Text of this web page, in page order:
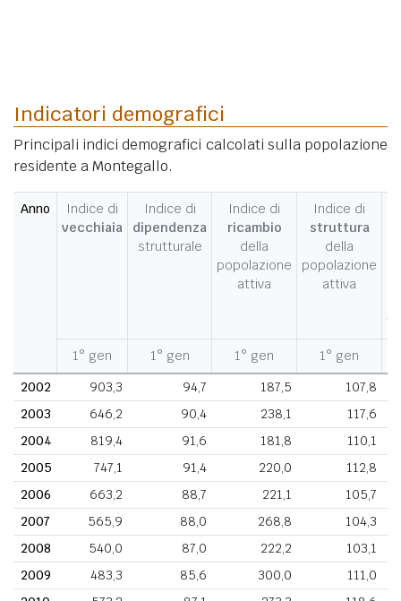
Indicatori demografici
Principali indici demografici calcolati sulla popolazione
residente a Montegallo.
Anno
Indice di
vecchiaia
Indice di
dipendenza
strutturale
Indice di
ricambio
della
popolazione
attiva
Indice di
struttura
della
popolazione
attiva
1° gen 1° gen 1° gen 1° gen
2002
903,3 94,7 187,5
107,8
2003
646,2 90,4 238,1
117,6
2004
819,4 91,6 181,8
110,1
2005
747,1 91,4 220,0
112,8
2006
663,2 88,7 221,1
105,7
2007
565,9 88,0 268,8
104,3
2008
540,0 87,0 222,2
103,1
2009
483,3 85,6 300,0
111,0